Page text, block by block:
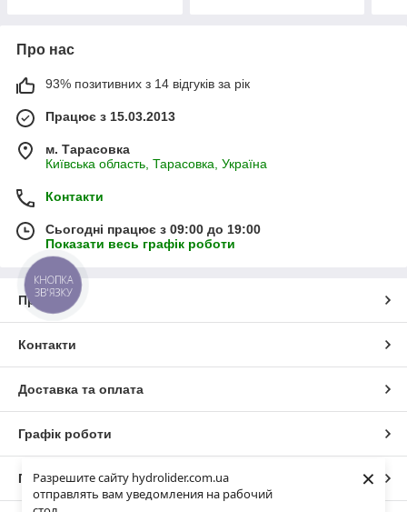
Разрешите сайту hydrolider.com.ua
отправлять вам уведомления на рабочий
×
Про нас
93% позитивних з 14 відгуків за рік
Працює з 15.03.2013
м. Тарасовка
Київська область, Тарасовка, Україна
Контакти
Сьогодні працює з 09:00 до 19:00
Показати весь графік роботи
Про нас
Контакти
Доставка та оплата
Графік роботи
Повна версія сайту
КНОПКА
ЗВ'ЯЗКУ